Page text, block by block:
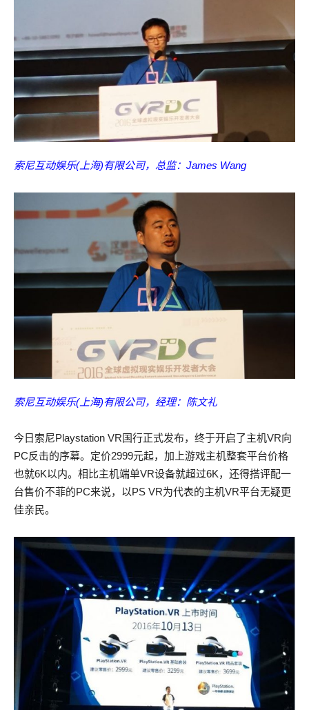
索尼互动娱乐(上海)有限公司，总监：James Wang
索尼互动娱乐(上海)有限公司，经理：陈文礼
今日索尼Playstation VR国行正式发布，终于开启了主机VR向
PC反击的序幕。定价2999元起，加上游戏主机整套平台价格
也就6K以内。相比主机端单VR设备就超过6K，还得搭评配一
台售价不菲的PC来说，以PS VR为代表的主机VR平台无疑更
佳亲民。